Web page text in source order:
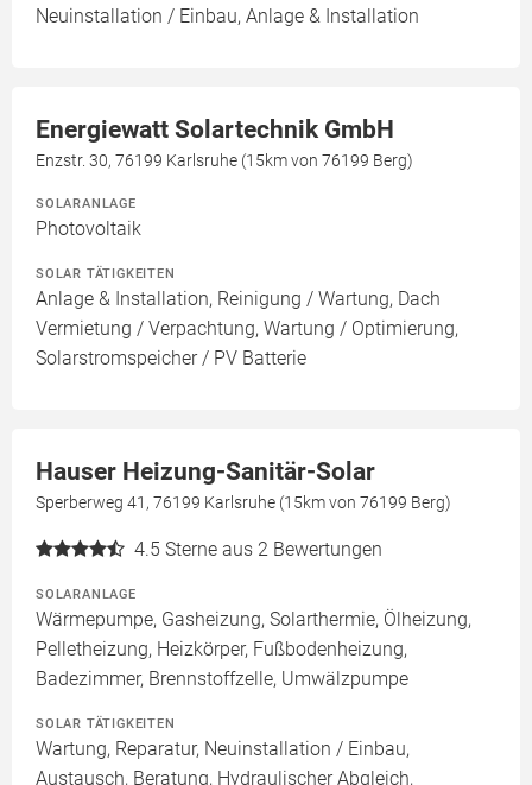
Neuinstallation / Einbau, Anlage & Installation
Energiewatt Solartechnik GmbH
Enzstr. 30, 76199 Karlsruhe (15km von 76199 Berg)
SOLARANLAGE
Photovoltaik
SOLAR TÄTIGKEITEN
Anlage & Installation, Reinigung / Wartung, Dach
Vermietung / Verpachtung, Wartung / Optimierung,
Solarstromspeicher / PV Batterie
Hauser Heizung-Sanitär-Solar
Sperberweg 41, 76199 Karlsruhe (15km von 76199 Berg)
4.5 Sterne aus 2 Bewertungen
SOLARANLAGE
Wärmepumpe, Gasheizung, Solarthermie, Ölheizung,
Pelletheizung, Heizkörper, Fußbodenheizung,
Badezimmer, Brennstoffzelle, Umwälzpumpe
SOLAR TÄTIGKEITEN
Wartung, Reparatur, Neuinstallation / Einbau,
Austausch, Beratung, Hydraulischer Abgleich,